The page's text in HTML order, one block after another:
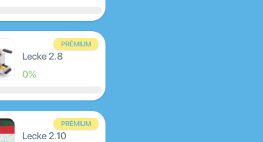
PRÉMIUM
Lecke 2.8
0%
PRÉMIUM
Lecke 2.10